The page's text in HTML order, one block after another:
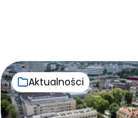
Aktualności